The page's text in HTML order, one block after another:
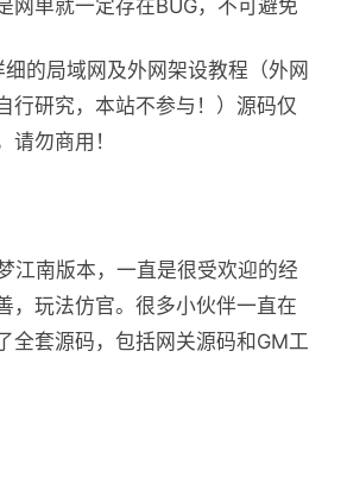
网单就一定存在BUG，不可避免
的局域网及外网架设教程（外网
行研究，本站不参与！）源码仅
请勿商用！
江南版本，一直是很受欢迎的经
，玩法仿官。很多小伙伴一直在
全套源码，包括网关源码和GM工